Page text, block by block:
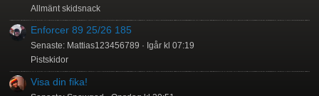
Allmänt skidsnack
Enforcer 89 25/26 185
Senaste: Mattias123456789
Igår kl 07:19
Pistskidor
Visa din fika!